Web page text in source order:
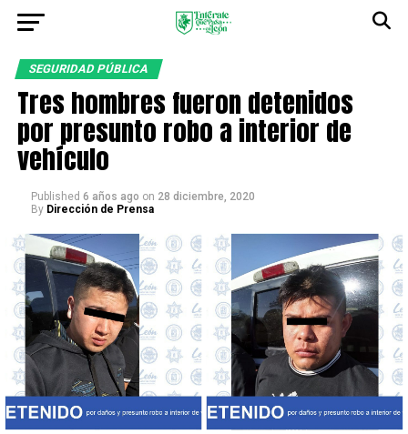
SEGURIDAD PÚBLICA
Tres hombres fueron detenidos
por presunto robo a interior de
vehículo
Published 6 años ago on 28 diciembre, 2020
By Dirección de Prensa